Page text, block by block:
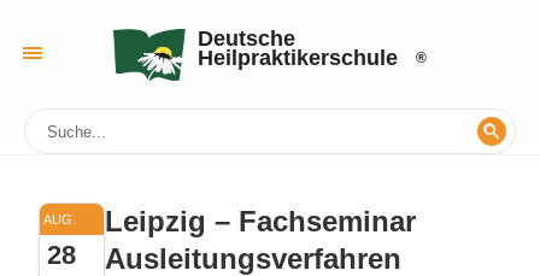
Deutsche
Heilpraktikerschule
AUG.
28
Leipzig – Fachseminar
Ausleitungsverfahren